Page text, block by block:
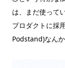
は、まだ使って
プロダクトに採
Podstand)なんか